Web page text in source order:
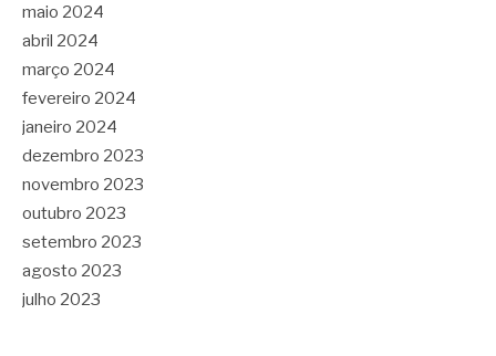
maio 2024
abril 2024
março 2024
fevereiro 2024
janeiro 2024
dezembro 2023
novembro 2023
outubro 2023
setembro 2023
agosto 2023
julho 2023